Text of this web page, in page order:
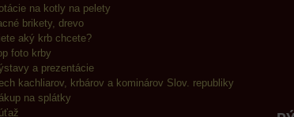
na kotly na pelety
brikety, drevo
aký krb chcete?
foto krby
a prezentácie
kachliarov, krbárov a kominárov Slov. republiky
na splátky